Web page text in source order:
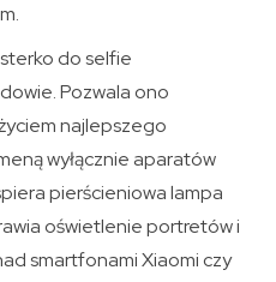
do selfie
Pozwala ono
najlepszego
wyłącznie aparatów
pierścieniowa lampa
oświetlenie portretów i
smartfonami Xiaomi czy